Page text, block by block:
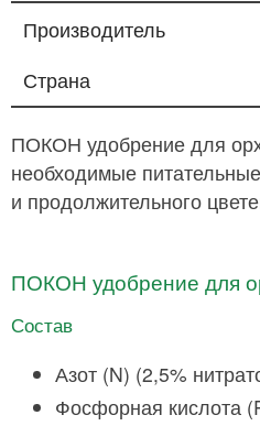
Производитель
Страна
ПОКОН удобрение для
необходимые
и продолжительного
ПОКОН удобрение для
​Состав
Азот (N) (2,5%
Фосфорная кислота